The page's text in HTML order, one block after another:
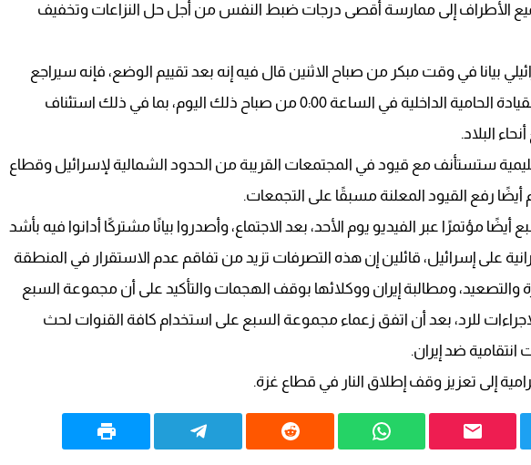
جميع الأطراف إلى ممارسة أقصى درجات ضبط النفس من أجل حل النزاعات وتخفيف
بيانا في وقت مبكر من صباح الاثنين قال فيه إنه بعد تقييم الوضع، فإنه سيراجع
المبادئ التوجيهية الدفاعية لقيادة الحامية الداخلية في الساعة 0:00 من صباح ذلك اليوم، بما في ذلك استئناف
البلاد.
ستستأنف مع قيود في المجتمعات القريبة من الحدود الشمالية لإسرائيل وقطاع
أيضًا رفع القيود المعلنة مسبقًا على التجمعات.
مؤتمرًا عبر الفيديو يوم الأحد، بعد الاجتماع، وأصدروا بيانًا مشتركًا أدانوا فيه بأشد
على إسرائيل، قائلين إن هذه التصرفات تزيد من تفاقم عدم الاستقرار في المنطقة
ومطالبة إيران ووكلائها بوقف الهجمات والتأكيد على أن مجموعة السبع
للرد، بعد أن اتفق زعماء مجموعة السبع على استخدام كافة القنوات لحث
ضد إيران.
إلى تعزيز وقف إطلاق النار في قطاع غزة.